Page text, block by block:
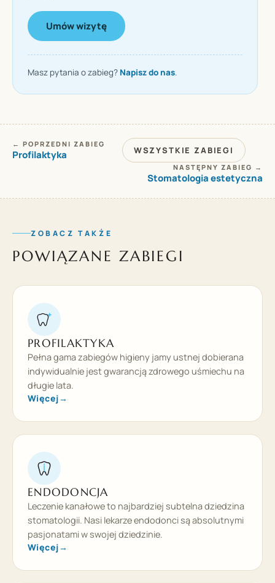
Umów wizytę
Masz pytania o zabieg? Napisz do nas.
← POPRZEDNI ZABIEG
Profilaktyka WSZYSTKIE ZABIEGI
NASTĘPNY ZABIEG →
Stomatologia estetyczna
ZOBACZ TAKŻE
POWIĄZANE ZABIEGI
PROFILAKTYKA
Pełna gama zabiegów higieny jamy ustnej dobierana
indywidualnie jest gwarancją zdrowego uśmiechu na
długie lata.
Więcej→
ENDODONCJA
Leczenie kanałowe to najbardziej subtelna dziedzina
stomatologii. Nasi lekarze endodonci są absolutnymi
pasjonatami w swojej dziedzinie.
Więcej→